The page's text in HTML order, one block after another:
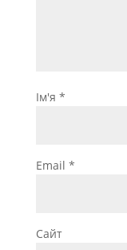
Ім'я *
Email *
Сайт